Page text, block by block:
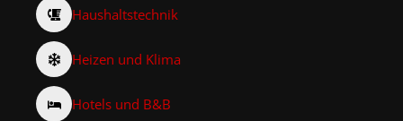
Haushaltstechnik
Heizen und Klima
Hotels und B&B